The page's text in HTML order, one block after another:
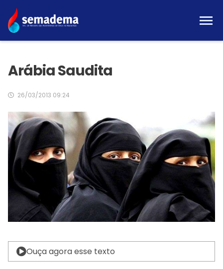
Arábia Saudita
26/03/2013 09:24
Ouça agora esse texto